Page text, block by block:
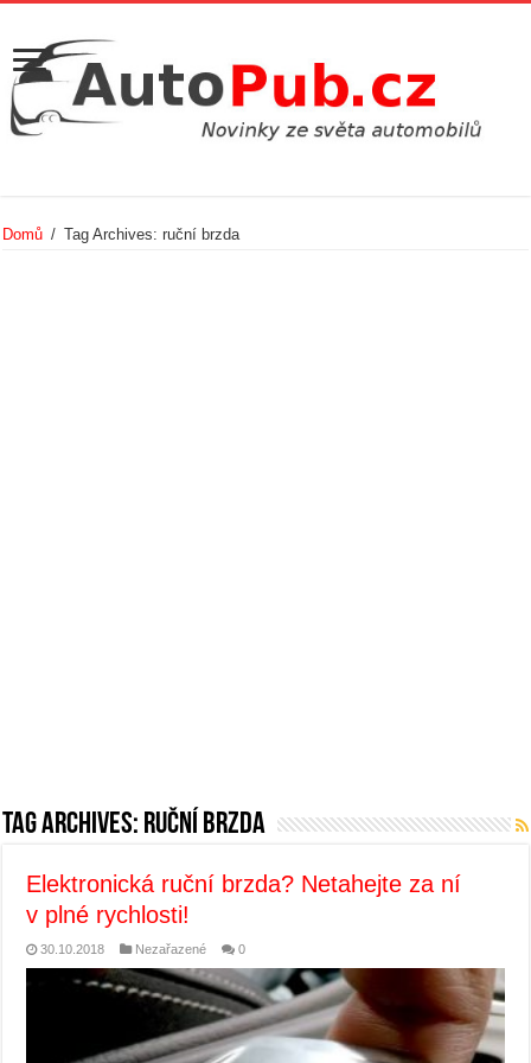
Domů / Tag Archives: ruční brzda
Tag Archives: ruční brzda
Elektronická ruční brzda? Netahejte za ní
v plné rychlosti!
30.10.2018 Nezařazené 0